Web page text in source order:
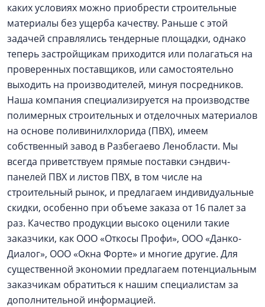
каких условиях можно приобрести строительные
материалы без ущерба качеству. Раньше с этой
задачей справлялись тендерные площадки, однако
теперь застройщикам приходится или полагаться на
проверенных поставщиков, или самостоятельно
выходить на производителей, минуя посредников.
Наша компания специализируется на производстве
полимерных строительных и отделочных материалов
на основе поливинилхлорида (ПВХ), имеем
собственный завод в Разбегаево Ленобласти. Мы
всегда приветствуем прямые поставки сэндвич-
панелей ПВХ и листов ПВХ, в том числе на
строительный рынок, и предлагаем индивидуальные
скидки, особенно при объеме заказа от 16 палет за
раз. Качество продукции высоко оценили такие
заказчики, как ООО «Откосы Профи», ООО «Данко-
Диалог», ООО «Окна Форте» и многие другие. Для
существенной экономии предлагаем потенциальным
заказчикам обратиться к нашим специалистам за
дополнительной информацией.